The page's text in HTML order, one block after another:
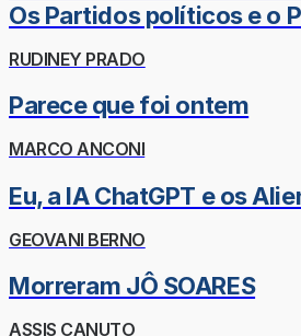
Os Partidos políticos e o
RUDINEY PRADO
Parece que foi ontem
MARCO ANCONI
Eu, a IA ChatGPT e os
GEOVANI BERNO
Morreram JÔ SOARES
ASSIS CANUTO